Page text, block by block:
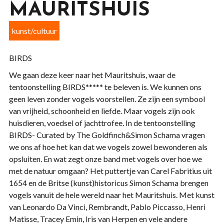
MAURITSHUIS
kunst/cultuur
BIRDS
We gaan deze keer naar het Mauritshuis, waar de
tentoonstelling BIRDS***** te beleven is. We kunnen ons
geen leven zonder vogels voorstellen. Ze zijn een symbool
van vrijheid, schoonheid en liefde. Maar vogels zijn ook
huisdieren, voedsel of jachttrofee. In de tentoonstelling
BIRDS- Curated by The Goldfinch&Simon Schama vragen
we ons af hoe het kan dat we vogels zowel bewonderen als
opsluiten. En wat zegt onze band met vogels over hoe we
met de natuur omgaan? Het puttertje van Carel Fabritius uit
1654 en de Britse (kunst)historicus Simon Schama brengen
vogels vanuit de hele wereld naar het Mauritshuis. Met kunst
van Leonardo Da Vinci, Rembrandt, Pablo Piccasso, Henri
Matisse, Tracey Emin, Iris van Herpen en vele andere